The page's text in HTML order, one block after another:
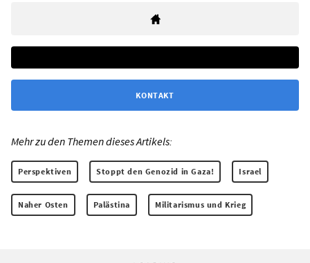
KONTAKT
Mehr zu den Themen dieses Artikels:
Perspektiven Stoppt den Genozid in Gaza! Israel
Naher Osten Palästina Militarismus und Krieg